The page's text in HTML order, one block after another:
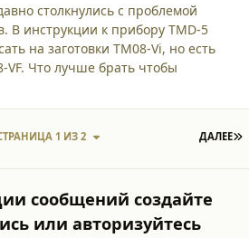
столкнулись с проблемой
В инструкции к прибору TMD-5
на заготовки TM08-Vi, но есть
VF. Что лучше брать чтобы
ДАЛЕЕ
1 ИЗ 2
сообщений создайте
или авторизуйтесь